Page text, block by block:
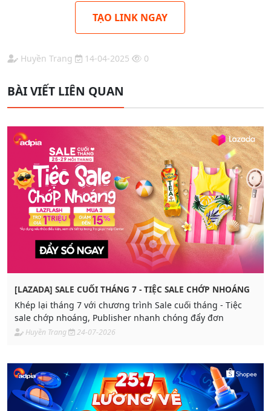
TẠO LINK NGAY
Huyền Trang 14-04-2025 0
BÀI VIẾT LIÊN QUAN
[LAZADA] SALE CUỐI THÁNG 7 - TIỆC SALE CHỚP NHOÁNG
Khép lại tháng 7 với chương trình Sale cuối tháng - Tiệc
sale chớp nhoáng, Publisher nhanh chóng đẩy đơn
Huyền Trang 24-07-2026